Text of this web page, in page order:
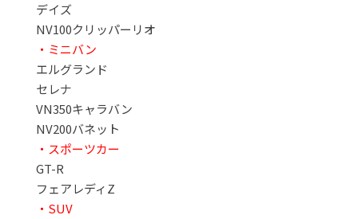
デイズ
NV100クリッパーリオ
・ミニバン
エルグランド
セレナ
VN350キャラバン
NV200バネット
・スポーツカー
GT-R
フェアレディZ
・SUV